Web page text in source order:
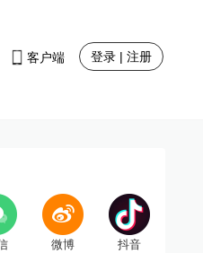
客户端 登录 | 注册
微博 抖音